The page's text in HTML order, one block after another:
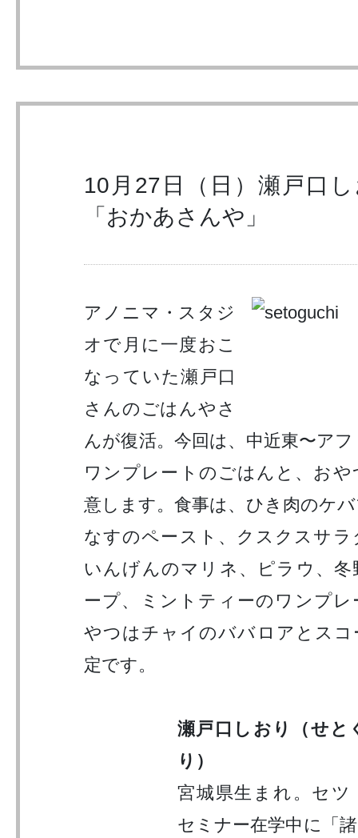
10月27日（日）瀬戸口
「おかあさんや」
アノニマ・スタジ
オで月に一度おこ
なっていた瀬戸口
さんのごはんやさ
んが復活。今回は、中近東〜ア
ワンプレートのごはんと、おや
意します。食事は、ひき肉のケ
なすのペースト、クスクスサラ
いんげんのマリネ、ピラウ、冬
ープ、ミントティーのワンプレ
やつはチャイのババロアとスコ
定です。
瀬戸口しおり（せと
り）
宮城県生まれ。セツ
セミナー在学中に「